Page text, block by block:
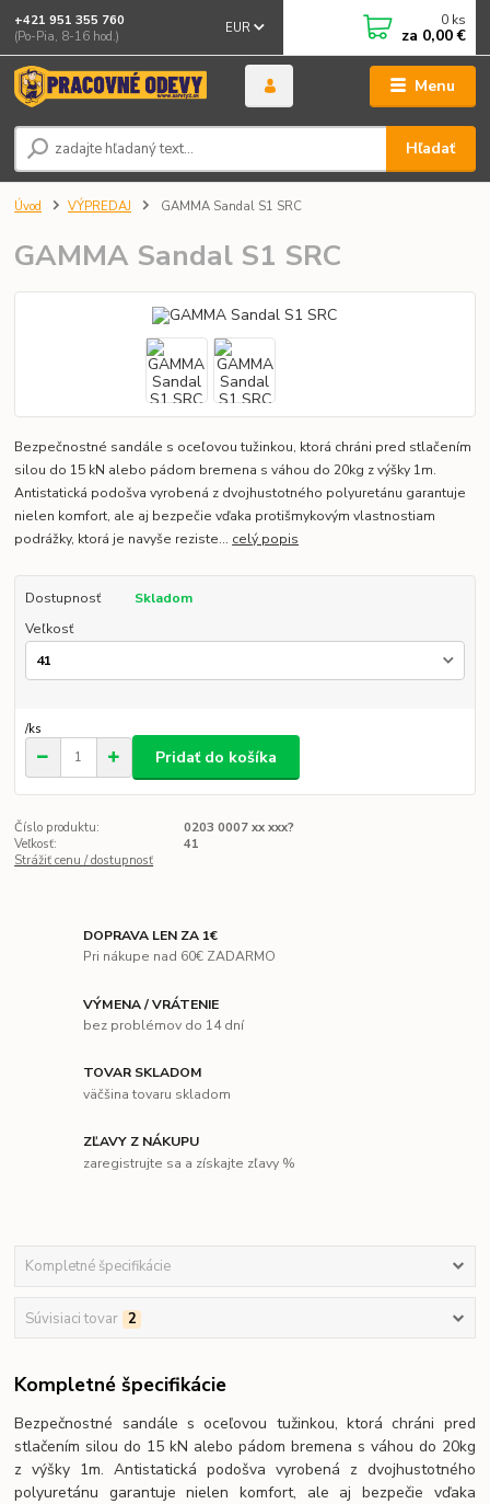
Menu
EUR
Hľadať
+421 951 355 760
(Po-Pia, 8-16 hod.)
0 ks
za 0,00 €
Úvod VÝPREDAJ GAMMA Sandal S1 SRC
GAMMA Sandal S1 SRC
Bezpečnostné sandále s oceľovou tužinkou, ktorá chráni pred stlačením
silou do 15 kN alebo pádom bremena s váhou do 20kg z výšky 1m.
Antistatická podošva vyrobená z dvojhustotného polyuretánu garantuje
nielen komfort, ale aj bezpečie vďaka protišmykovým vlastnostiam
podrážky, ktorá je navyše reziste... celý popis
Dostupnosť
Skladom
Veľkosť
/ks
Pridať do košíka
Číslo produktu:
0203 0007 xx xxx?
Veľkosť:
41
Strážiť cenu / dostupnosť
DOPRAVA LEN ZA 1€
Pri nákupe nad 60€ ZADARMO
VÝMENA / VRÁTENIE
bez problémov do 14 dní
TOVAR SKLADOM
väčšina tovaru skladom
ZĽAVY Z NÁKUPU
zaregistrujte sa a získajte zľavy %
Kompletné špecifikácie
Súvisiaci tovar 2
Kompletné špecifikácie
Bezpečnostné sandále s oceľovou tužinkou, ktorá chráni pred
stlačením silou do 15 kN alebo pádom bremena s váhou do 20kg
z výšky 1m. Antistatická podošva vyrobená z dvojhustotného
polyuretánu garantuje nielen komfort, ale aj bezpečie vďaka